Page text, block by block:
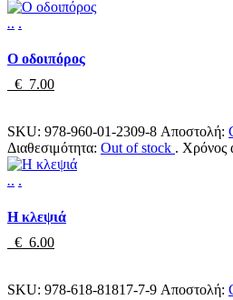
.. .
Ο οδοιπόρος
€ 7.00
SKU: 978-960-01-2309-8 Αποστολή:
Διαθεσιμότητα: Out of stock . Χρόνος
.. .
Η κλεψιά
€ 6.00
SKU: 978-618-81817-7-9 Αποστολή: